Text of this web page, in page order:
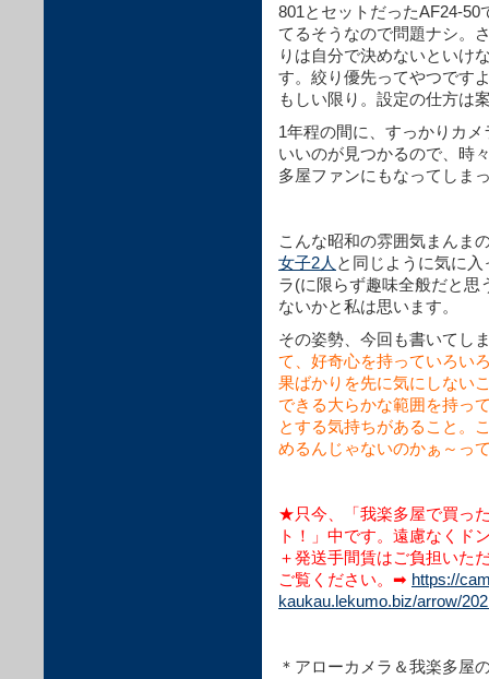
801とセットだったAF24-
てるそうなので問題ナシ。
りは自分で決めないといけ
す。絞り優先ってやつです
もしい限り。設定の仕方は
1年程の間に、すっかりカ
いいのが見つかるので、時
多屋ファンにもなってしま
こんな昭和の雰囲気まんま
女子2人 と同じように気に
ラ(に限らず趣味全般だと思
ないかと私は思います。
その姿勢、今回も書いてし
て、好奇心を持っていろい
果ばかりを先に気にしない
できる大らかな範囲を持っ
とする気持ちがあること。
めるんじゃないのかぁ～っ
★只今、「我楽多屋で買っ
ト！」中です。遠慮なくド
＋発送手間賃はご負担いた
ご覧ください。➡ https://
kaukau.lekumo.biz/arrow/
＊アローカメラ＆我楽多屋